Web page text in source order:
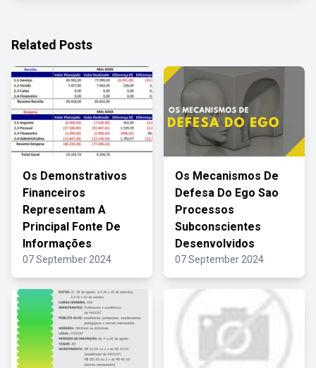
Related Posts
Os Demonstrativos
Financeiros
Representam A
Principal Fonte De
Informações
07 September 2024
Os Mecanismos De
Defesa Do Ego Sao
Processos
Subconscientes
Desenvolvidos
07 September 2024